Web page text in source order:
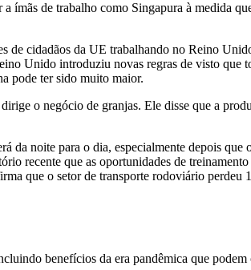
ímãs de trabalho como Singapura à medida
de cidadãos da UE trabalhando no Reino
Unido introduziu novas regras de visto que
pode ter sido muito maior.
o negócio de granjas. Ele disse que a
da noite para o dia, especialmente depois que
recente que as oportunidades de
que o setor de transporte rodoviário perdeu
benefícios da era pandêmica que podem